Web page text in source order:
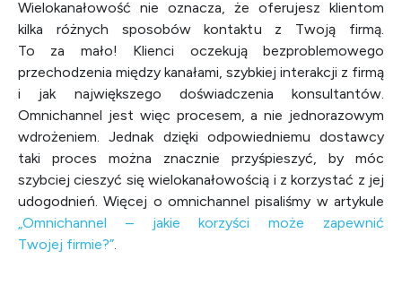
Wielokanałowość nie oznacza, że oferujesz klientom
kilka różnych sposobów kontaktu z Twoją firmą.
To za mało! Klienci oczekują bezproblemowego
przechodzenia między kanałami, szybkiej interakcji z firmą
i jak największego doświadczenia konsultantów.
Omnichannel jest więc procesem, a nie jednorazowym
wdrożeniem. Jednak dzięki odpowiedniemu dostawcy
taki proces można znacznie przyśpieszyć, by móc
szybciej cieszyć się wielokanałowością i z korzystać z jej
udogodnień. Więcej o omnichannel pisaliśmy w artykule
„Omnichannel – jakie korzyści może zapewnić
Twojej firmie?”.